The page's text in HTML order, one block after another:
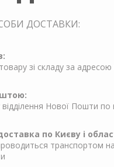
ДОСТАВКИ:
зі складу за
Нової Пошти по
по Києву і
транспортом